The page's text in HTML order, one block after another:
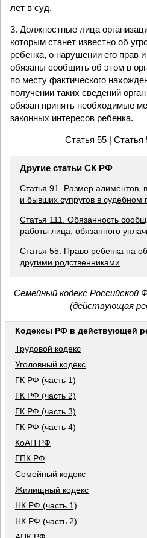
лет в суд.
3. Должностные лица
которым станет известно об
ребенка, о нарушении его прав
обязаны сообщить об этом в
по месту фактического
получении таких сведений
обязан принять необходимые
законных интересов ребенка.
Статья 55 |
Другие статьи СК РФ
Статья 91. Размер алиментов,
и бывших супругов в судебном
Статья 111. Обязанность
работы лица, обязанного
Статья 55. Право ребенка на
другими родственниками
Семейный кодекс Российской
(действующая
Кодексы РФ в действующей
Трудовой кодекс
Уголовный кодекс
ГК РФ (часть 1)
ГК РФ (часть 2)
ГК РФ (часть 3)
ГК РФ (часть 4)
КоАП РФ
ГПК РФ
Семейный кодекс
Жилищный кодекс
НК РФ (часть 1)
НК РФ (часть 2)